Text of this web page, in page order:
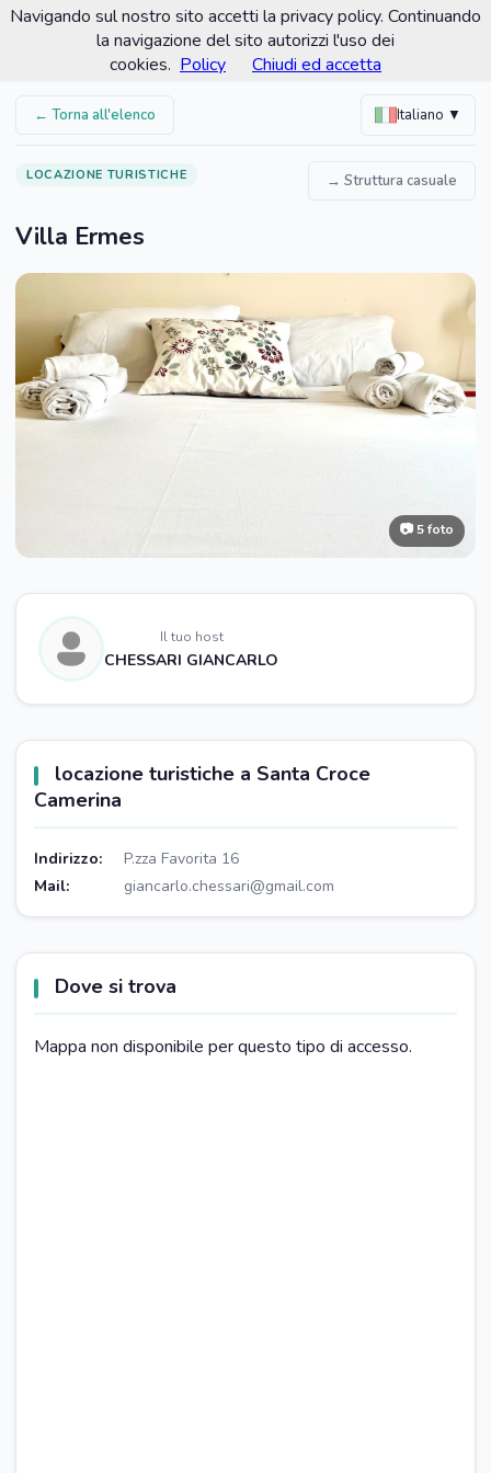
Comune di Santa Croce Camerina
Portale turistico ufficiale
← Torna all'elenco Italiano ▼
LOCAZIONE TURISTICHE → Struttura casuale
Villa Ermes
📷 5 foto
locazione turistiche a Santa Croce
Camerina
Indirizzo:
P.zza Favorita 16
Mail:
giancarlo.chessari@gmail.com
Il tuo host
CHESSARI GIANCARLO
Dove si trova
Mappa non disponibile per questo tipo di accesso.
Navigando sul nostro sito accetti la privacy policy. Continuando
la navigazione del sito autorizzi l'uso dei
cookies. Policy Chiudi ed accetta